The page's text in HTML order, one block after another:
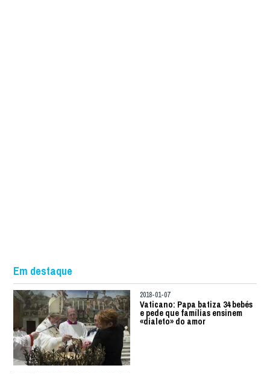
Em destaque
2018-01-07
Vaticano: Papa batiza 34 bebés
e pede que famílias ensinem
«dialeto» do amor